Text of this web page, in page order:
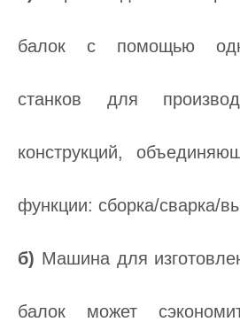
балок с помощью
станков для
конструкций,
функции: сборка/сварка/
б) Машина для
балок может